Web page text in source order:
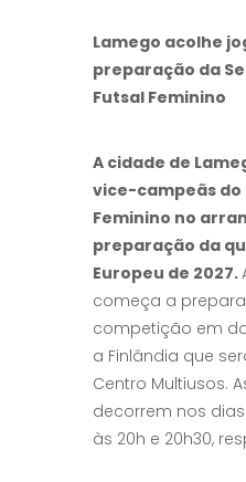
Lamego acolhe
preparação da
Futsal Feminino
A cidade de
vice-campeãs do
Feminino no
preparação da
Europeu de 2027.
começa a
competição em
a Finlândia que
Centro Multiusos.
decorrem nos dias
às 20h e 20h30,